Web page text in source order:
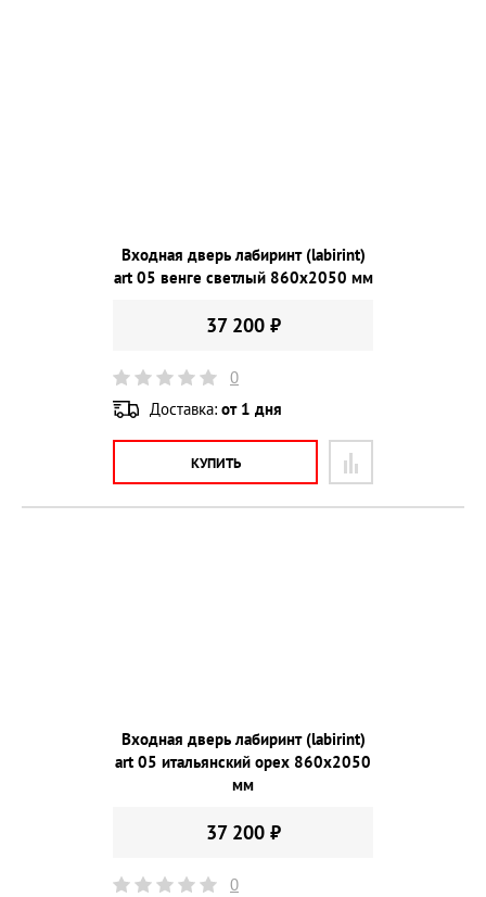
Входная дверь лабиринт (labirint)
art 05 венге светлый 860х2050 мм
37 200 ₽
0
Доставка: от 1 дня
КУПИТЬ
Входная дверь лабиринт (labirint)
art 05 итальянский орех 860х2050
мм
37 200 ₽
0